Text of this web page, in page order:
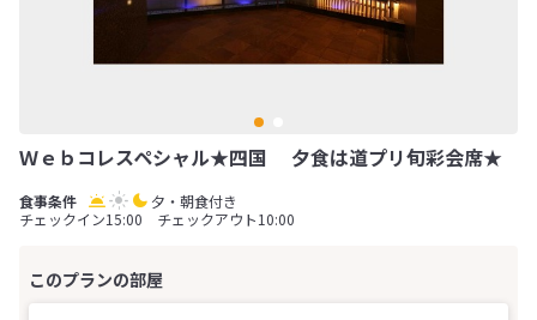
Ｗｅｂコレスペシャル★四国 夕食は道プリ旬彩会席★
夕・朝食付き
チェックイン15:00 チェックアウト10:00